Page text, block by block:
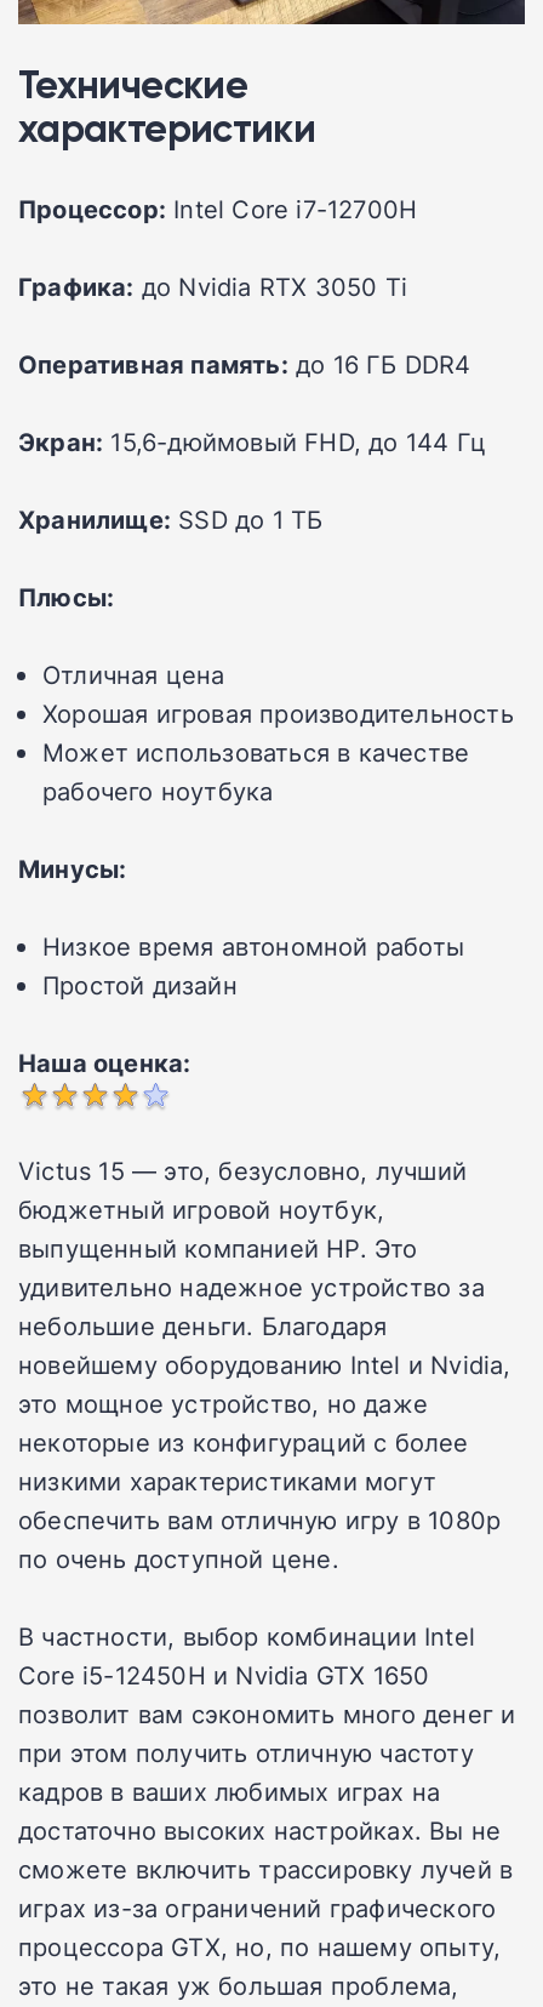
Технические
характеристики
Процессор: Intel Core i7-12700H
Графика: до Nvidia RTX 3050 Ti
Оперативная память: до 16 ГБ DDR4
Экран: 15,6-дюймовый FHD, до 144 Гц
Хранилище: SSD до 1 ТБ
Плюсы:
Отличная цена
Хорошая игровая производительность
Может использоваться в качестве
рабочего ноутбука
Минусы:
Низкое время автономной работы
Простой дизайн
Наша оценка:
Victus 15 — это, безусловно, лучший
бюджетный игровой ноутбук,
выпущенный компанией HP. Это
удивительно надежное устройство за
небольшие деньги. Благодаря
новейшему оборудованию Intel и Nvidia,
это мощное устройство, но даже
некоторые из конфигураций с более
низкими характеристиками могут
обеспечить вам отличную игру в 1080p
по очень доступной цене.
В частности, выбор комбинации Intel
Core i5-12450H и Nvidia GTX 1650
позволит вам сэкономить много денег и
при этом получить отличную частоту
кадров в ваших любимых играх на
достаточно высоких настройках. Вы не
сможете включить трассировку лучей в
играх из-за ограничений графического
процессора GTX, но, по нашему опыту,
это не такая уж большая проблема,